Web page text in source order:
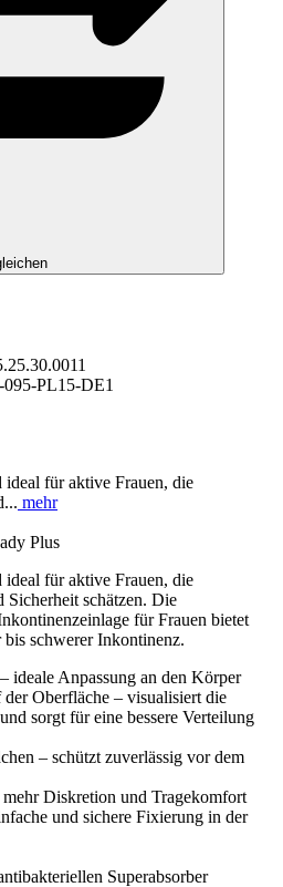
095-PL15-DE1
für aktive Frauen, die
mehr
Plus
für aktive Frauen, die
schätzen. Die
für Frauen bietet
schwerer Inkontinenz.
ideale Anpassung an den Körper
der Oberfläche – visualisiert die
sorgt für eine bessere Verteilung
– schützt zuverlässig vor dem
Diskretion und Tragekomfort
und sichere Fixierung in der
Superabsorber